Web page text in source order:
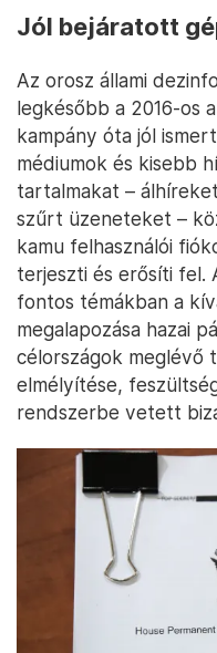
Jól bejáratott
Az orosz állami
legkésőbb a 2016-os
kampány óta jól
médiumok és kisebb
tartalmakat –
szűrt üzeneteket –
kamu felhasználói
terjeszti és erősíti fel.
fontos témákban a
megalapozása hazai
célországok meglévő
elmélyítése,
rendszerbe vetett